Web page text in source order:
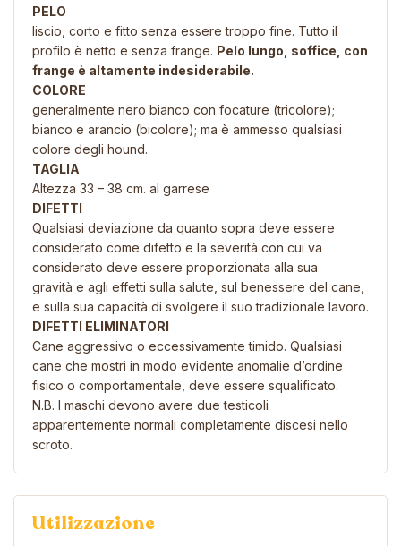
PELO
liscio, corto e fitto senza essere troppo fine. Tutto il
profilo è netto e senza frange. Pelo lungo, soffice, con
frange è altamente indesiderabile.
COLORE
generalmente nero bianco con focature (tricolore);
bianco e arancio (bicolore); ma è ammesso qualsiasi
colore degli hound.
TAGLIA
Altezza 33 – 38 cm. al garrese
DIFETTI
Qualsiasi deviazione da quanto sopra deve essere
considerato come difetto e la severità con cui va
considerato deve essere proporzionata alla sua
gravità e agli effetti sulla salute, sul benessere del cane,
e sulla sua capacità di svolgere il suo tradizionale lavoro.
DIFETTI ELIMINATORI
Cane aggressivo o eccessivamente timido. Qualsiasi
cane che mostri in modo evidente anomalie d’ordine
fisico o comportamentale, deve essere squalificato.
N.B. I maschi devono avere due testicoli
apparentemente normali completamente discesi nello
scroto.
Utilizzazione